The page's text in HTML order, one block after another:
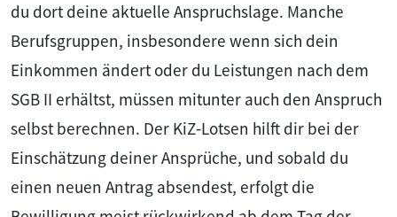
du dort deine aktuelle Anspruchslage. Manche
Berufsgruppen, insbesondere wenn sich dein
Einkommen ändert oder du Leistungen nach dem
SGB II erhältst, müssen mitunter auch den Anspruch
selbst berechnen. Der KiZ‑Lotsen hilft dir bei der
Einschätzung deiner Ansprüche, und sobald du
einen neuen Antrag absendest, erfolgt die